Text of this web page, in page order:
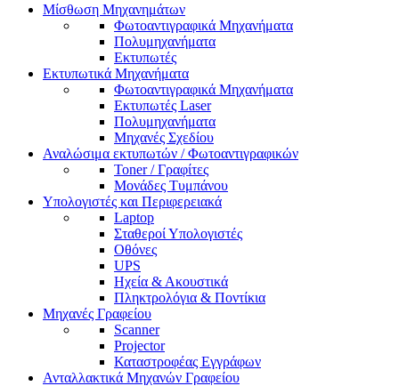
Μίσθωση Μηχανημάτων
Φωτοαντιγραφικά Μηχανήματα
Πολυμηχανήματα
Εκτυπωτές
Εκτυπωτικά Μηχανήματα
Φωτοαντιγραφικά Μηχανήματα
Εκτυπωτές Laser
Πολυμηχανήματα
Μηχανές Σχεδίου
Αναλώσιμα εκτυπωτών / Φωτοαντιγραφικών
Toner / Γραφίτες
Μονάδες Τυμπάνου
Υπολογιστές και Περιφερειακά
Laptop
Σταθεροί Υπολογιστές
Οθόνες
UPS
Ηχεία & Ακουστικά
Πληκτρολόγια & Ποντίκια
Μηχανές Γραφείου
Scanner
Projector
Καταστροφέας Εγγράφων
Ανταλλακτικά Μηχανών Γραφείου